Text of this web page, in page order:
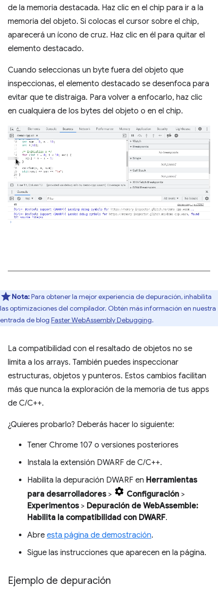
de la memoria destacada. Haz clic en el chip para ir a la
memoria del objeto. Si colocas el cursor sobre el chip,
aparecerá un ícono de cruz. Haz clic en él para quitar el
elemento destacado.
Cuando seleccionas un byte fuera del objeto que
inspeccionas, el elemento destacado se desenfoca para
evitar que te distraiga. Para volver a enfocarlo, haz clic
en cualquiera de los bytes del objeto o en el chip.
Nota:Para obtener la mejor experiencia de depuración, inhabilita
las optimizaciones del compilador. Obtén más información en nuestra
entrada de blog Faster WebAssembly Debugging.
La compatibilidad con el resaltado de objetos no se
limita a los arrays. También puedes inspeccionar
estructuras, objetos y punteros. Estos cambios facilitan
más que nunca la exploración de la memoria de tus apps
de C/C++.
¿Quieres probarlo? Deberás hacer lo siguiente:
Tener Chrome 107 o versiones posteriores
Instala la extensión DWARF de C/C++.
Habilita la depuración DWARF en Herramientas
para desarrolladores> Configuración >
Experimentos> Depuración de WebAssemble:
Habilita la compatibilidad con DWARF.
Abre esta página de demostración.
Sigue las instrucciones que aparecen en la página.
Ejemplo de depuración